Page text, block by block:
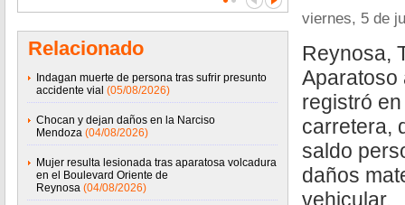
Relacionado
Indagan muerte de persona tras sufrir presunto
accidente vial (05/08/2026)
Chocan y dejan daños en la Narciso
Mendoza (04/08/2026)
Mujer resulta lesionada tras aparatosa volcadura
en el Boulevard Oriente de
Reynosa (04/08/2026)
viernes, 5 de
Reynosa,
Aparatoso
registró
carretera,
saldo
daños
vehicular.